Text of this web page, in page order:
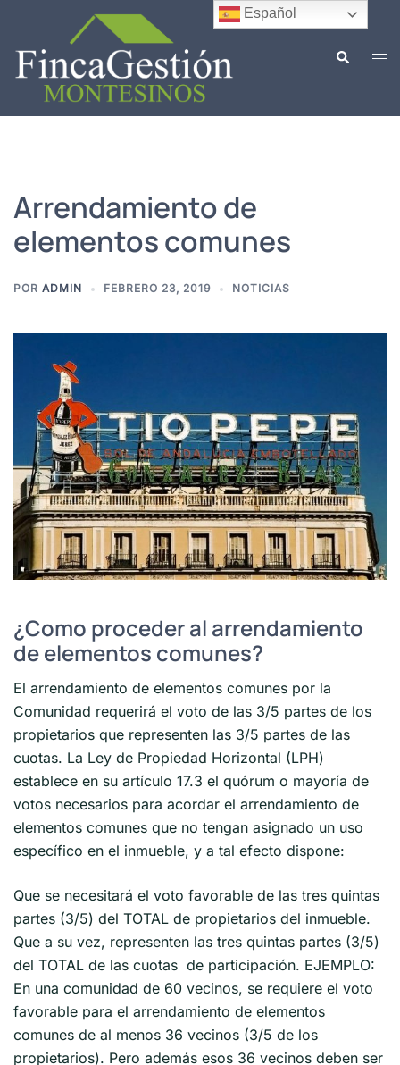
contenido
Buscar
Arrendamiento de
elementos comunes
POR ADMIN FEBRERO 23, 2019 NOTICIAS
¿Como proceder al arrendamiento
de elementos comunes?
El arrendamiento de elementos comunes por la
Comunidad requerirá el voto de las 3/5 partes de los
propietarios que representen las 3/5 partes de las
cuotas. La Ley de Propiedad Horizontal (LPH)
establece en su artículo 17.3 el quórum o mayoría de
votos necesarios para acordar el arrendamiento de
elementos comunes que no tengan asignado un uso
específico en el inmueble, y a tal efecto dispone:
Que se necesitará el voto favorable de las tres quintas
partes (3/5) del TOTAL de propietarios del inmueble.
Que a su vez, representen las tres quintas partes (3/5)
del TOTAL de las cuotas de participación. EJEMPLO:
En una comunidad de 60 vecinos, se requiere el voto
favorable para el arrendamiento de elementos
comunes de al menos 36 vecinos (3/5 de los
propietarios). Pero además esos 36 vecinos deben ser
Español